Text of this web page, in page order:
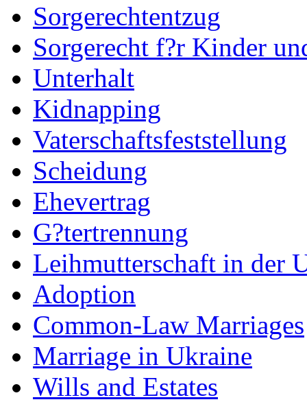
Sorgerechtentzug
Sorgerecht f?r Kinder
Unterhalt
Kidnapping
Vaterschaftsfeststellung
Scheidung
Ehevertrag
G?tertrennung
Leihmutterschaft in der
Adoption
Common-Law Marriages
Marriage in Ukraine
Wills and Estates